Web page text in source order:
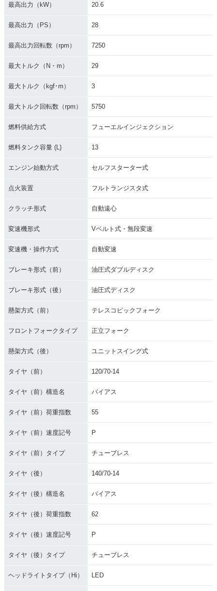
最高出力（kW） 20.6
最高出力（PS） 28
最高出力回転数（rpm） 7250
最大トルク（N・m） 29
最大トルク（kgf･m） 3
最大トルク回転数（rpm） 5750
燃料供給方式 フューエルインジェクション
燃料タンク容量 (L) 13
エンジン始動方式 セルフスターター式
点火装置 フルトランジスタ式
クラッチ形式 自動遠心
変速機形式 Vベルト式・無段変速
変速機・操作方式 自動変速
ブレーキ形式（前） 油圧式ダブルディスク
ブレーキ形式（後） 油圧式ディスク
懸架方式（前） テレスコピックフォーク
フロントフォークタイプ 正立フォーク
懸架方式（後） ユニットスイング式
タイヤ（前） 120/70-14
タイヤ（前）構造名 バイアス
タイヤ（前）荷重指数 55
タイヤ（前）速度記号 P
タイヤ（前）タイプ チューブレス
タイヤ（後） 140/70-14
タイヤ（後）構造名 バイアス
タイヤ（後）荷重指数 62
タイヤ（後）速度記号 P
タイヤ（後）タイプ チューブレス
ヘッドライトタイプ（Hi） LED